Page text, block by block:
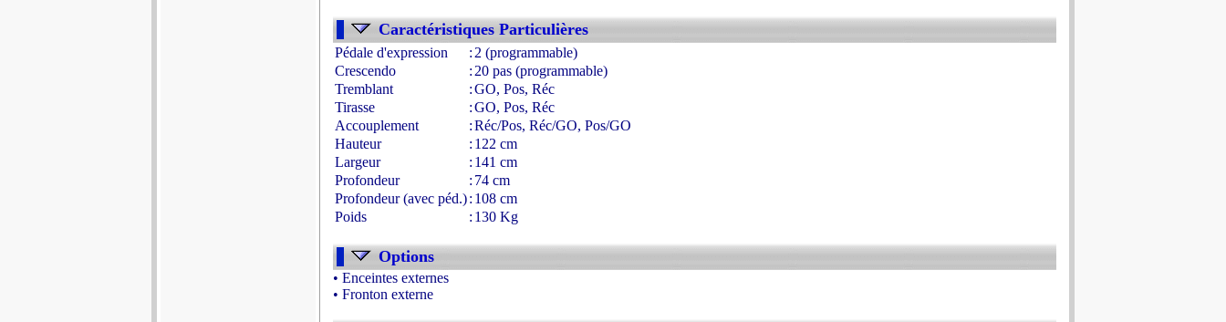
Caractéristiques Particulières
Pédale d'expression : 2 (programmable)
Crescendo
: 20 pas (programmable)
Tremblant
:GO, Pos, Réc
Tirasse
:GO, Pos, Réc
Accouplement
:Réc/Pos, Réc/GO, Pos/GO
Hauteur
: 122 cm
Largeur
: 141 cm
Profondeur
: 74 cm
Profondeur (avec péd.): 108 cm
Poids
: 130 Kg
Options
• Enceintes externes
• Fronton externe